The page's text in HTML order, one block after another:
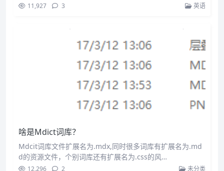
11,927 3 英语
啥是Mdict词库？
Mdcit词库文件扩展名为.mdx,同时很多词库有扩展名为.md
d的资源文件，个别词库还有扩展名为.css的风…
12,296 2 未分类